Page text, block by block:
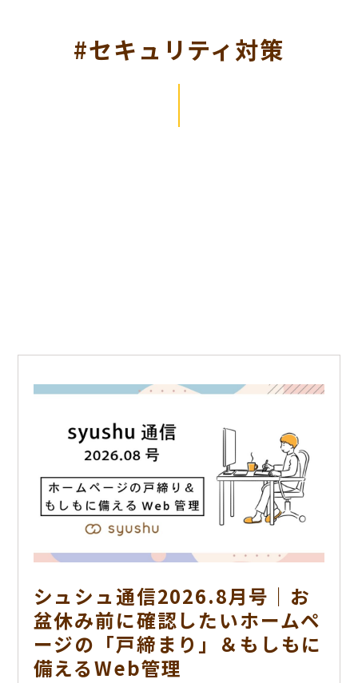
#セキュリティ対策
シュシュ通信2026.8月号｜お
盆休み前に確認したいホームペ
ージの「戸締まり」＆もしもに
備えるWeb管理